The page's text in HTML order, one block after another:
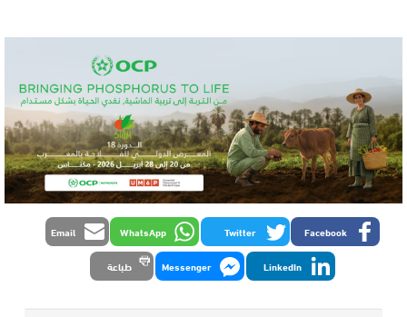
Facebook
Twitter
WhatsApp
Email
LinkedIn
Messenger طباعة